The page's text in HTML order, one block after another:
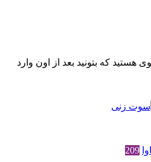
هستید که بتونید بعد از اون وارد
209